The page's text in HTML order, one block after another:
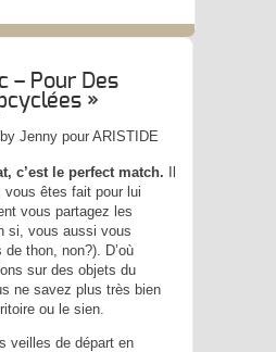
– Pour Des
»
Jenny pour ARISTIDE
c’est le perfect match.
êtes fait pour lui
vous partagez les
si, vous aussi vous
thon, non?). D’où
sur des objets du
ne savez plus très bien
ou le sien.
veilles de départ en